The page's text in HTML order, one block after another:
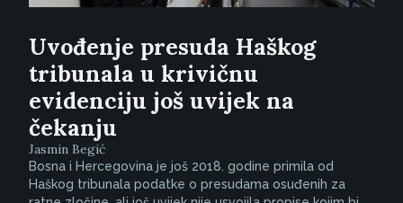
Uvođenje presuda Haškog
tribunala u krivičnu
evidenciju još uvijek na
čekanju
Jasmin Begić
Bosna i Hercegovina je još 2018. godine primila od
Haškog tribunala podatke o presudama osuđenih za